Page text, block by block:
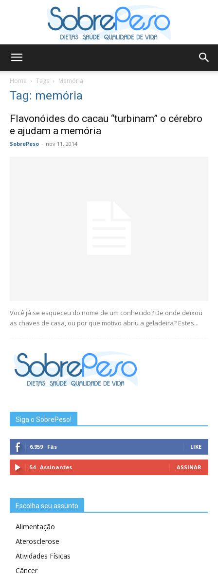
Home Tags Memória
Tag: memória
Flavonóides do cacau “turbinam” o cérebro
e ajudam a memória
SobrePeso - nov 11, 2014
Você já se esqueceu do nome de um conhecido? De onde deixou
as chaves de casa, ou por que motivo abriu a geladeira? Estes...
Siga o SobrePeso!
6,959 Fãs LIKE
54 Assinantes ASSINAR
Escolha seu assunto
Alimentação
Aterosclerose
Atividades Físicas
Câncer